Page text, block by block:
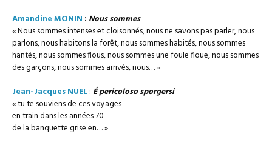
Amandine MONIN : Nous sommes
« Nous sommes intenses et cloisonnés, nous ne savons pas parler, nous
parlons, nous habitons la forêt, nous sommes habités, nous sommes
hantés, nous sommes flous, nous sommes une foule floue, nous sommes
des garçons, nous sommes arrivés, nous… »
Jean-Jacques NUEL: É pericoloso sporgersi
« tu te souviens de ces voyages
en train dans les années 70
de la banquette grise en… »